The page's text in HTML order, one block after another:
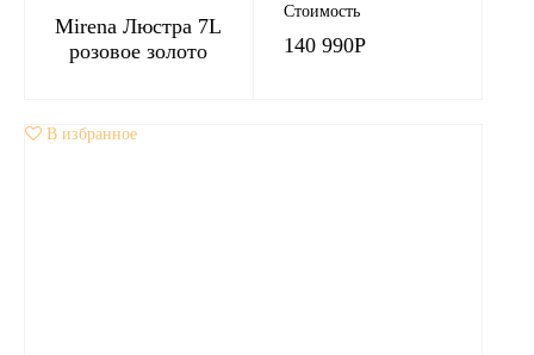
Mirena Люстра 7L
розовое золото
Стоимость
140 990Р
В избранное